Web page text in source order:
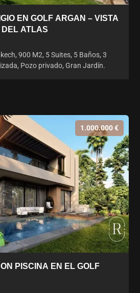
EN GOLF ARGAN – VISTA
DEL ATLAS
900 M2, 5 Suites, 5 Baños, 3
Pozo privado, Gran Jardín.
1.000.000 €
PISCINA EN EL GOLF